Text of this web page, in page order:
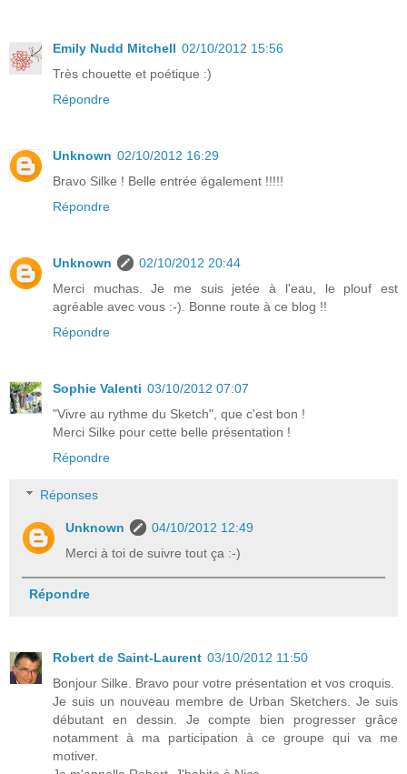
Emily Nudd Mitchell 02/10/2012 15:56
Très chouette et poétique :)
Répondre
Unknown 02/10/2012 16:29
Bravo Silke ! Belle entrée également !!!!!
Répondre
Unknown
02/10/2012 20:44
Merci muchas. Je me suis jetée à l'eau, le plouf est
agréable avec vous :-). Bonne route à ce blog !!
Répondre
Sophie Valenti 03/10/2012 07:07
"Vivre au rythme du Sketch", que c'est bon !
Merci Silke pour cette belle présentation !
Répondre
Réponses
Unknown
04/10/2012 12:49
Merci à toi de suivre tout ça :-)
Répondre
Robert de Saint-Laurent 03/10/2012 11:50
Bonjour Silke. Bravo pour votre présentation et vos croquis.
Je suis un nouveau membre de Urban Sketchers. Je suis
débutant en dessin. Je compte bien progresser grâce
notamment à ma participation à ce groupe qui va me
motiver.